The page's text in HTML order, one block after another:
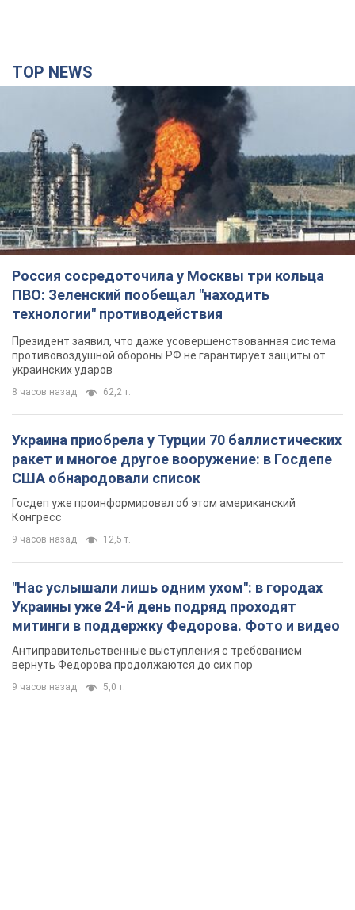
TOP NEWS
Россия сосредоточила у Москвы три кольца
ПВО: Зеленский пообещал "находить
технологии" противодействия
Президент заявил, что даже усовершенствованная система
противовоздушной обороны РФ не гарантирует защиты от
украинских ударов
8 часов назад 62,2 т.
Украина приобрела у Турции 70 баллистических
ракет и многое другое вооружение: в Госдепе
США обнародовали список
Госдеп уже проинформировал об этом американский
Конгресс
9 часов назад 12,5 т.
"Нас услышали лишь одним ухом": в городах
Украины уже 24-й день подряд проходят
митинги в поддержку Федорова. Фото и видео
Антиправительственные выступления с требованием
вернуть Федорова продолжаются до сих пор
9 часов назад 5,0 т.